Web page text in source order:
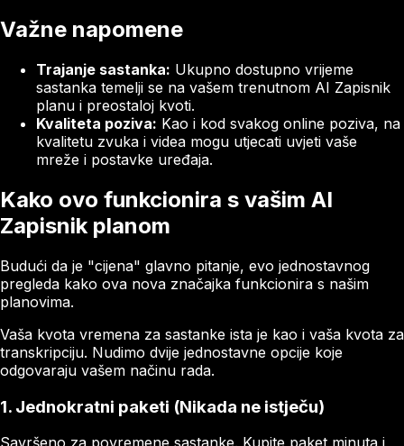
Važne napomene
Trajanje sastanka: Ukupno dostupno vrijeme
sastanka temelji se na vašem trenutnom AI Zapisnik
planu i preostaloj kvoti.
Kvaliteta poziva: Kao i kod svakog online poziva, na
kvalitetu zvuka i videa mogu utjecati uvjeti vaše
mreže i postavke uređaja.
Kako ovo funkcionira s vašim AI
Zapisnik planom
Budući da je "cijena" glavno pitanje, evo jednostavnog
pregleda kako ova nova značajka funkcionira s našim
planovima.
Vaša kvota vremena za sastanke ista je kao i vaša kvota za
transkripciju. Nudimo dvije jednostavne opcije koje
odgovaraju vašem načinu rada.
1. Jednokratni paketi (Nikada ne istječu)